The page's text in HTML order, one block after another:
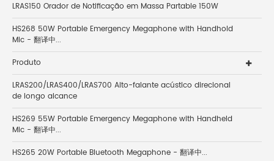
LRAS150 Orador de Notificação em Massa Partable 150W
HS268 50W Portable Emergency Megaphone with Handhold
Mic - 翻译中...
Produto
LRAS200/LRAS400/LRAS700 Alto-falante acústico direcional
de longo alcance
HS269 55W Portable Emergency Megaphone with Handheld
Mic - 翻译中...
HS265 20W Portable Bluetooth Megaphone - 翻译中...